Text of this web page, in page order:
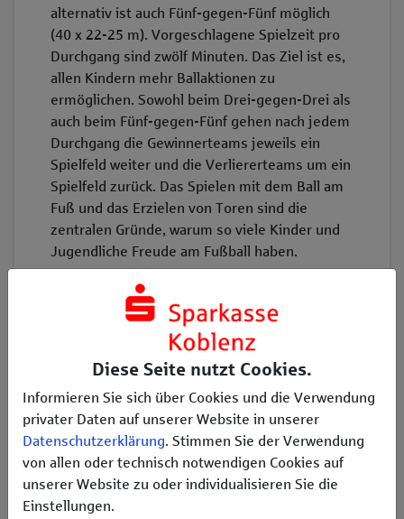
Diese Seite nutzt Cookies.
Informieren Sie sich über Cookies und die Verwendung
privater Daten auf unserer Website in unserer
Datenschutzerklärung. Stimmen Sie der Verwendung
von allen oder technisch notwendigen Cookies auf
unserer Website zu oder individualisieren Sie die
Einstellungen.
alternativ ist auch Fünf-gegen-Fünf möglich
(40 x 22-25 m). Vorgeschlagene Spielzeit pro
Durchgang sind zwölf Minuten. Das Ziel ist es,
allen Kindern mehr Ballaktionen zu
ermöglichen. Sowohl beim Drei-gegen-Drei als
auch beim Fünf-gegen-Fünf gehen nach jedem
Durchgang die Gewinnerteams jeweils ein
Spielfeld weiter und die Verliererteams um ein
Spielfeld zurück. Das Spielen mit dem Ball am
Fuß und das Erzielen von Toren sind die
zentralen Gründe, warum so viele Kinder und
Jugendliche Freude am Fußball haben.
Erzählen Sie es Ihren Freunden
𝕏